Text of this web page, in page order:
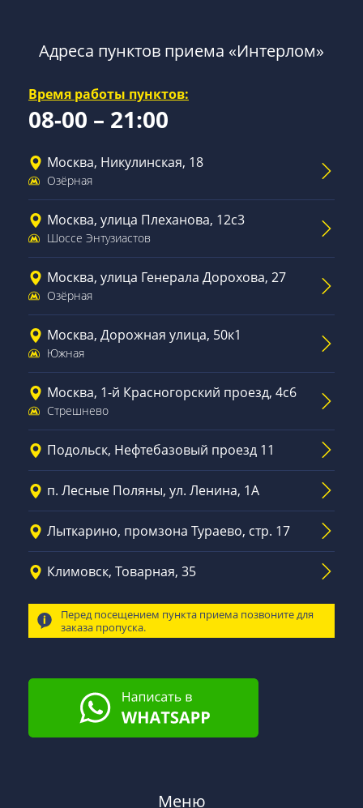
Адреса пунктов приема «Интерлом»
Время работы пунктов:
08-00 – 21:00
Москва, Никулинская, 18
Озёрная
Москва, улица Плеханова, 12с3
Шоссе Энтузиастов
Москва, улица Генерала Дорохова, 27
Озёрная
Москва, Дорожная улица, 50к1
Южная
Москва, 1-й Красногорский проезд, 4с6
Стрешнево
Подольск, Нефтебазовый проезд 11
п. Лесные Поляны, ул. Ленина, 1А
Лыткарино, промзона Тураево, стр. 17
Климовск, Товарная, 35
Перед посещением пункта приема позвоните для
заказа пропуска.
Меню